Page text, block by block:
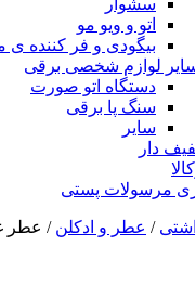
سشوار
اتو و ویو مو
بیگودی و فر کننده ی
لوازم شخصی برقی
دستگاه اتو صورت
سنگ پا برقی
سایر
دار
مرسولات پستی
/ عطر و ادکلن / عطر